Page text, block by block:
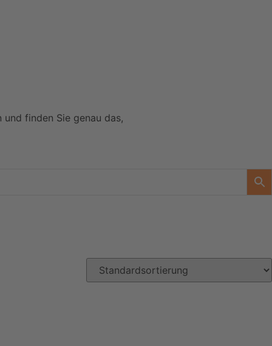
finden Sie genau das,